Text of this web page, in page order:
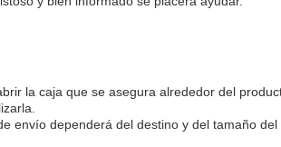
la caja que se asegura alrededor del
envío dependerá del destino y del tamaño